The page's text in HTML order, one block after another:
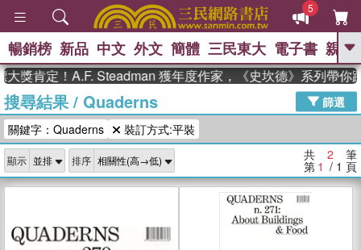
5
GO
熱搜： 高希均教授回憶錄
、 The Odyssey 、 父親節 、 如果歷
史是一群喵
獎 臺灣漫遊錄 、 方念華 、 台灣的李
登輝時代
數學女孩：黎曼猜想 、
偉大的迷走神經
暢銷榜 新品 中文 外文 簡體 三民東大 電子書 親子
獎肯定！A.F. Steadman 獲年度作家，《史坎德》系列帶你
搜尋結果/ Quaderns
篩選
關鍵字：Quaderns
裝訂方式:平裝
顯示 排序 共 2 筆
第 1 / 1 頁